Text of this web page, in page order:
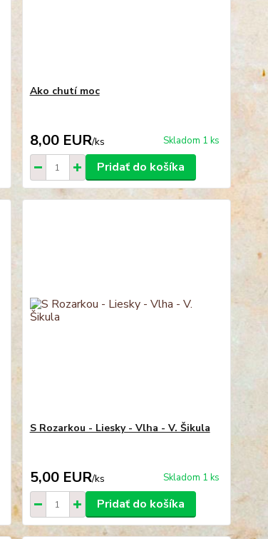
Ako chutí moc
8,00 EUR/ks Skladom 1 ks
Pridať do košíka
S Rozarkou - Liesky - Vlha - V. Šikula
5,00 EUR/ks Skladom 1 ks
Pridať do košíka